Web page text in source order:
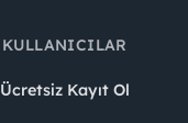
KULLANICILAR
Ücretsiz Kayıt Ol